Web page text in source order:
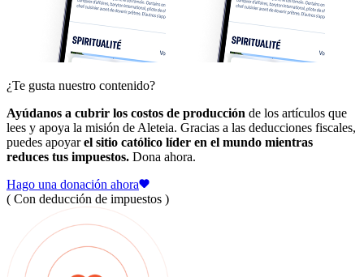
¿Te gusta nuestro contenido?
Ayúdanos a cubrir los costos de producción de los artículos que
lees y apoya la misión de Aleteia. Gracias a las deducciones fiscales,
puedes apoyarel sitio católico líder en el mundo mientras
reduces tus impuestos. Dona ahora.
Hago una donación ahora
( Con deducción de impuestos )